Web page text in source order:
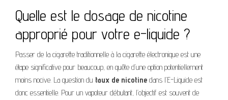
Quelle est le dosage de nicotine
approprié pour votre e-liquide ?
Passer de la cigarette traditionnelle à la cigarette électronique est une
étape significative pour beaucoup, en quête d’une option potentiellement
moins nocive. La question du taux de nicotine dans l’E-Liquide est
donc essentielle. Pour un vapoteur débutant, l’objectif est souvent de